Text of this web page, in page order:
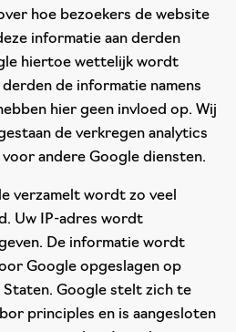
hoe bezoekers de website
informatie aan derden
hiertoe wettelijk wordt
de informatie namens
hier geen invloed op. Wij
de verkregen analytics
andere Google diensten.
verzamelt wordt zo veel
Uw IP-adres wordt
De informatie wordt
Google opgeslagen op
Staten. Google stelt zich te
principles en is aangesloten